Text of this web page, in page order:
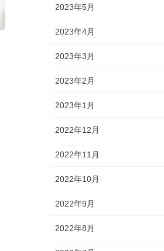
2023年5月
2023年4月
2023年3月
2023年2月
2023年1月
2022年12月
2022年11月
2022年10月
2022年9月
2022年8月